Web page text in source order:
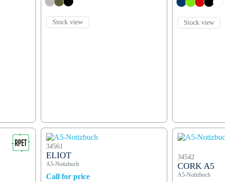
Stock view Stock view
34561
ELIOT
A5-Notizbuch
Call for price
34542
CORK A5
A5-Notizbuch